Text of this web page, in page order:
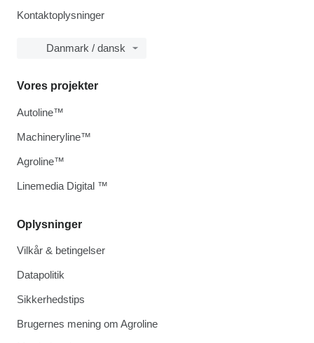
Kontaktoplysninger
Danmark / dansk
Oplysninger
Vilkår & betingelser
Datapolitik
Sikkerhedstips
Brugernes mening om Agroline
Vores projekter
Autoline™
Machineryline™
Agroline™
Linemedia Digital ™